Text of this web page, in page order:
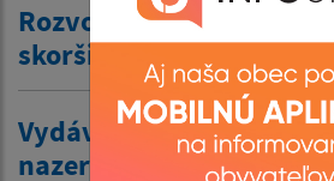
Rozvod manželstva a
skoršieho priezviska
Vydávanie výpisov z
nazeranie do matriky